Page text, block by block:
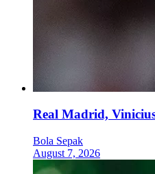
Real Madrid,
Bola Sepak
August 7, 2026